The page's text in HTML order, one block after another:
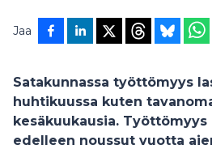
Jaa
Satakunnassa työttömyys
huhtikuussa kuten
kesäkuukausia.
edelleen noussut vuotta